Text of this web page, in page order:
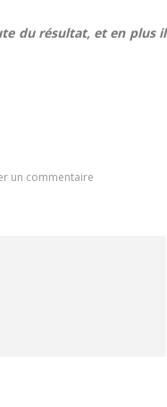
du résultat, et en plus il
un commentaire